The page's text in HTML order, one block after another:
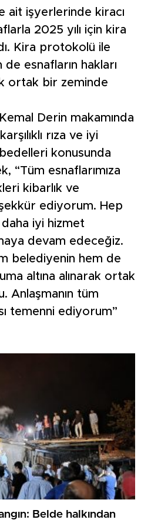
ait işyerlerinde kiracı
2025 yılı için kira
Kira protokolü ile
esnafların hakları
ortak bir zeminde
Derin makamında
rıza ve iyi
konusunda
“Tüm esnaflarımıza
kibarlık ve
ediyorum. Hep
daha iyi hizmet
devam edeceğiz.
belediyenin hem de
altına alınarak ortak
Anlaşmanın tüm
temenni ediyorum”
Belde halkından